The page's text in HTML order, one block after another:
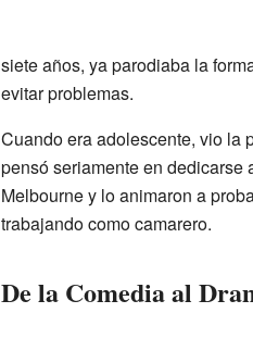
siete años, ya parodiaba la
evitar problemas.
Cuando era adolescente, vio la
pensó seriamente en dedicarse
Melbourne y lo animaron a
trabajando como camarero.
De la Comedia al